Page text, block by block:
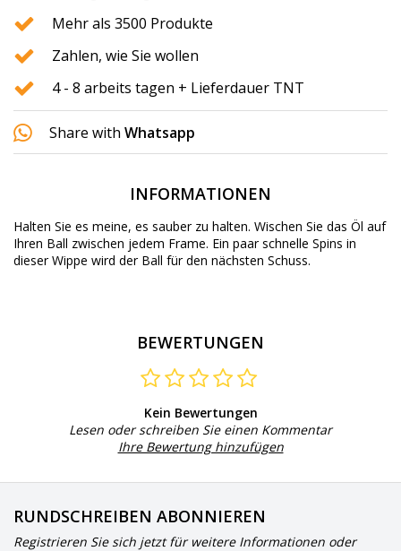
Mehr als 3500 Produkte
Zahlen, wie Sie wollen
4 - 8 arbeits tagen + Lieferdauer TNT
Share with Whatsapp
INFORMATIONEN
Halten Sie es meine, es sauber zu halten. Wischen Sie das Öl auf
Ihren Ball zwischen jedem Frame. Ein paar schnelle Spins in
dieser Wippe wird der Ball für den nächsten Schuss.
BEWERTUNGEN
Kein Bewertungen
Lesen oder schreiben Sie einen Kommentar
Ihre Bewertung hinzufügen
RUNDSCHREIBEN ABONNIEREN
Registrieren Sie sich jetzt für weitere Informationen oder